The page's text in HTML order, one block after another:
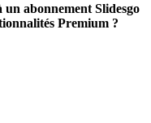
abonnement Slidesgo
Premium ?